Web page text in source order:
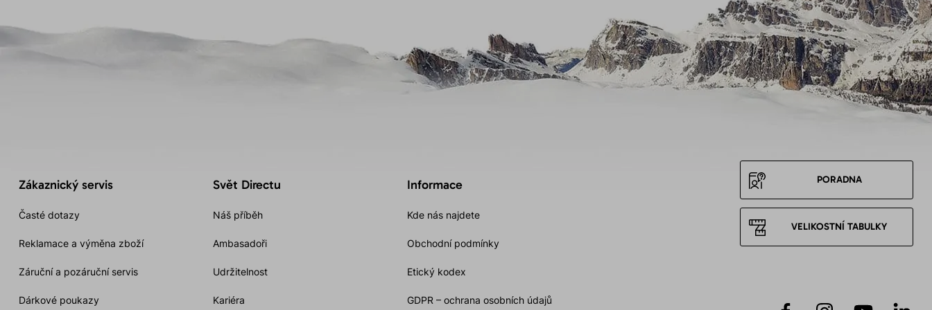
Zákaznický servis
Časté dotazy
Reklamace a výměna zboží
Záruční a pozáruční servis
Dárkové poukazy
Svět Directu
Náš příběh
Ambasadoři
Udržitelnost
Kariéra
Informace
Kde nás najdete
Obchodní podmínky
Etický kodex
GDPR – ochrana osobních údajů
PORADNA
VELIKOSTNÍ TABULKY